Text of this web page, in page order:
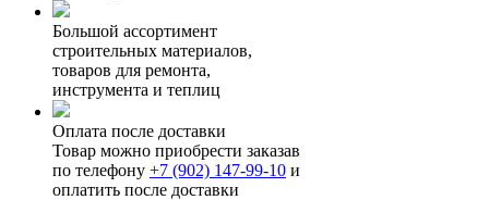
Большой ассортимент
строительных материалов,
товаров для ремонта,
инструмента и теплиц
Оплата после доставки
Товар можно приобрести заказав
по телефону +7 (902) 147-99-10 и
оплатить после доставки